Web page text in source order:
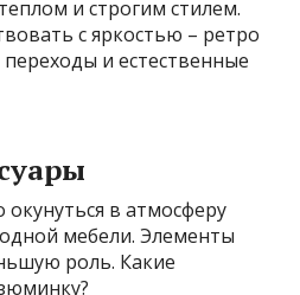
и строгим стилем.
с яркостью – ретро
и естественные
в атмосферу
мебели. Элементы
роль. Какие